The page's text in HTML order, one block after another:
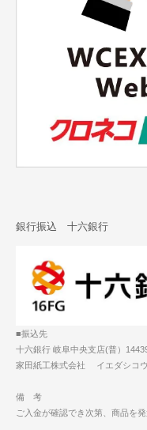
銀行振込 十六銀行
■振込先
十六銀行 岐阜中央支店(普）
家田紙工株式会社 イエダシコ
備 考
ご入金が確認でき次第、商品を